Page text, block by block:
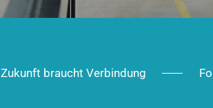
Zukunft braucht Verbindung